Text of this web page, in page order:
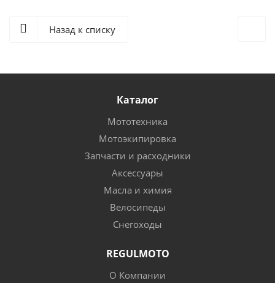
Назад к списку
Каталог
Мототехника
Мотоэкипировка
Запчасти и расходники
Аксессуары
Масла и химия
Велосипеды
Снегоходы
REGULMOTO
О Компании